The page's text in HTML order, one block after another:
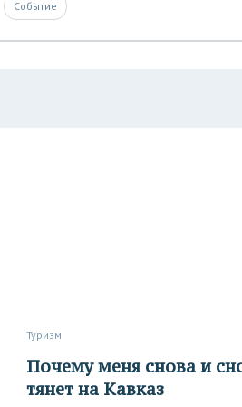
Событие
Туризм
Почему меня снова и снова
тянет на Кавказ